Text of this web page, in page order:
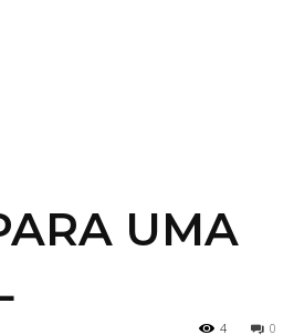
UMA
0
4